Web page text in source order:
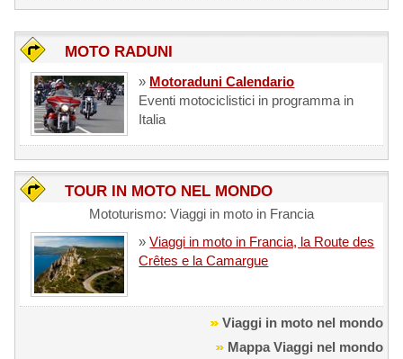
MOTO RADUNI
» Motoraduni Calendario
Eventi motociclistici in programma in
Italia
TOUR IN MOTO NEL MONDO
Mototurismo: Viaggi in moto in Francia
»Viaggi in moto in Francia, la Route des
Crêtes e la Camargue
Viaggi in moto nel mondo
Mappa Viaggi nel mondo